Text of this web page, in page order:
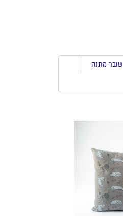
שובר מתנה